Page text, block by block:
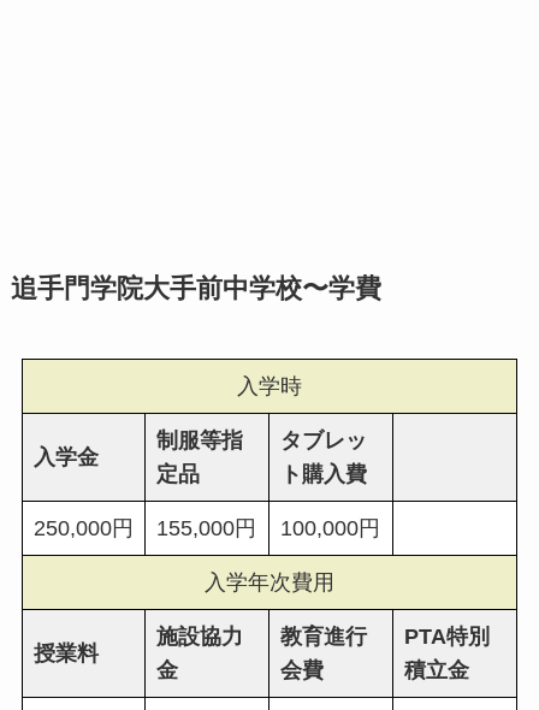
追手門学院大手前中学校〜学費
入学時
入学金
制服等指
定品
タブレッ
ト購入費
250,000円 155,000円 100,000円
入学年次費用
授業料
施設協力
金
教育進行
会費
PTA特別
積立金